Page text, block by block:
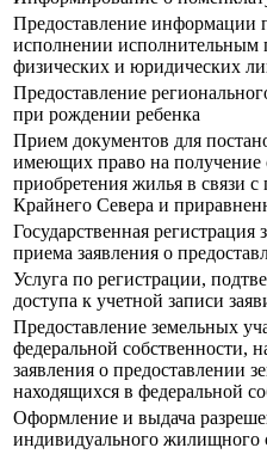
Предоставление информации
исполнении исполнительным
физических и юридических
Предоставление
при рождении ребенка
Прием документов для
имеющих право на получение
приобретения жилья в связи с
Крайнего Севера и
Государственная регистрация
приема заявления о
Услуга по регистрации,
доступа к учетной записи
Предоставление земельных
федеральной собственности,
заявления о предоставлении
находящихся в федеральной
Оформление и выдача
индивидуального жилищного